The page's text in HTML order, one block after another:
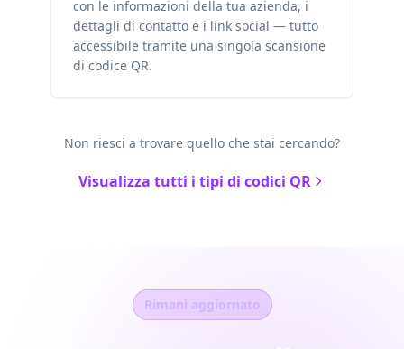
con le informazioni della tua azienda, i
dettagli di contatto e i link social — tutto
accessibile tramite una singola scansione
di codice QR.
Non riesci a trovare quello che stai cercando?
Visualizza tutti i tipi di codici QR
Rimani aggiornato